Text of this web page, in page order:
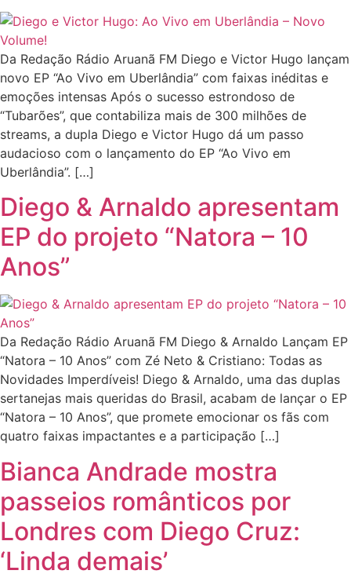
Da Redação Rádio Aruanã FM Diego e Victor Hugo lançam
novo EP “Ao Vivo em Uberlândia” com faixas inéditas e
emoções intensas Após o sucesso estrondoso de
“Tubarões”, que contabiliza mais de 300 milhões de
streams, a dupla Diego e Victor Hugo dá um passo
audacioso com o lançamento do EP “Ao Vivo em
Uberlândia”. […]
Diego & Arnaldo apresentam
EP do projeto “Natora – 10
Anos”
Da Redação Rádio Aruanã FM Diego & Arnaldo Lançam EP
“Natora – 10 Anos” com Zé Neto & Cristiano: Todas as
Novidades Imperdíveis! Diego & Arnaldo, uma das duplas
sertanejas mais queridas do Brasil, acabam de lançar o EP
“Natora – 10 Anos”, que promete emocionar os fãs com
quatro faixas impactantes e a participação […]
Bianca Andrade mostra
passeios românticos por
Londres com Diego Cruz:
‘Linda demais’